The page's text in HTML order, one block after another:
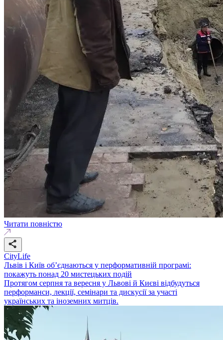
Читати повністю
CityLife
Львів і Київ об’єднаються у перформативній програмі:
покажуть понад 20 мистецьких подій
Протягом серпня та вересня у Львові й Києві відбудуться
перформанси, лекції, семінари та дискусії за участі
українських та іноземних митців.